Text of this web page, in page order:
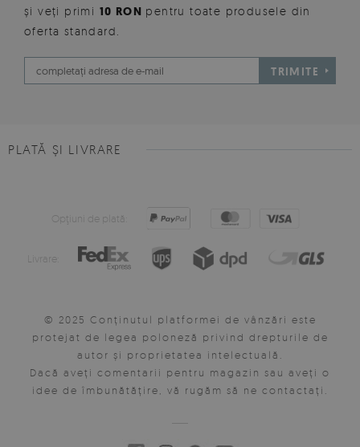
și veți primi 10 RON pentru toate produsele din
oferta standard.
TRIMITE
PLATĂ ȘI LIVRARE
Opţiuni de plată:
Livrare:
© 2025 Conținutul platformei de vânzări este
protejat de legea poloneză privind drepturile de
autor și proprietatea intelectuală.
Dacă aveți comentarii pentru magazin sau aveți o
idee de îmbunătățire, vă rugăm să ne contactați.